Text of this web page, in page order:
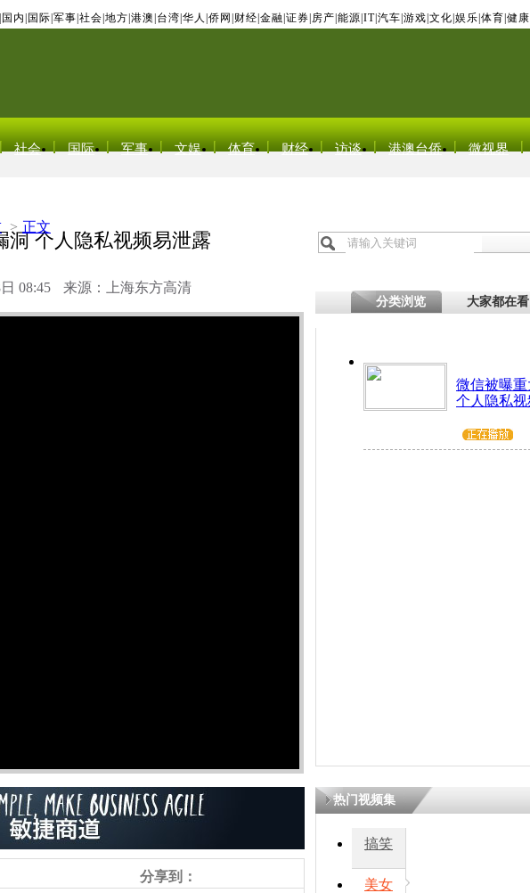
国内 国际 军事 社会 地方 港澳 台湾 华人 侨网 财经 金融 证券 房产 能源 IT| 汽车 游戏 文化 娱乐 体育 健康
社会 国际 军事 文娱 体育 财经 访谈 港澳台侨 微视界
> 正文
洞 个人隐私视频易泄露
08:45 来源：上海东方高清
分类浏览 大家都在看
微信被曝
个人隐私
分享到：
热门视频集
搞笑
美女